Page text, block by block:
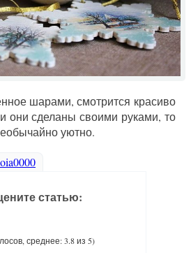
шарами, смотрится красиво
они сделаны своими руками, то
уютно.
статью:
среднее: 3.8 из 5)